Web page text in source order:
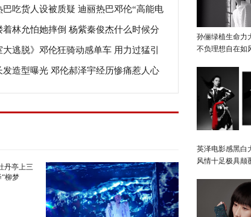
巴吃货人设被质疑 迪丽热巴邓伦“高能电
到炸
着林允怕她摔倒 杨紫秦俊杰什么时候分
紫邓伦合作的电视剧有哪些？
大逃脱》邓伦狂骑动感单车 用力过猛引
发造型曝光 邓伦郝泽宇经历惨痛惹人心
孙俪绿植生命力
不负理想自在如
英泽电影感黑白
风情十足极具颠